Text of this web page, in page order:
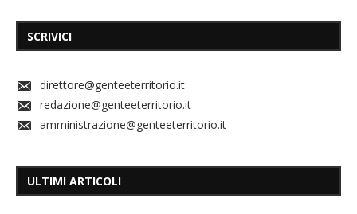
SCRIVICI
direttore@genteeterritorio.it
redazione@genteeterritorio.it
amministrazione@genteeterritorio.it
ULTIMI ARTICOLI